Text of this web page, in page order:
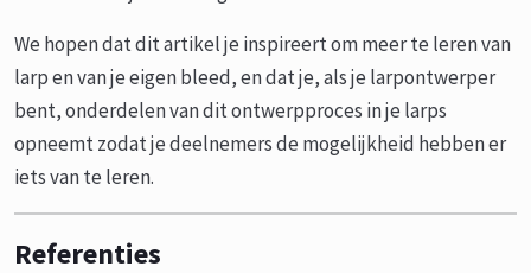
We hopen dat dit artikel je inspireert om meer te leren van
larp en van je eigen bleed, en dat je, als je larpontwerper
bent, onderdelen van dit ontwerpproces in je larps
opneemt zodat je deelnemers de mogelijkheid hebben er
iets van te leren.
Referenties